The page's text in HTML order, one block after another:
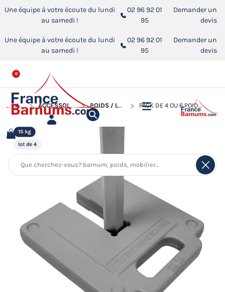
Une équipe à votre écoute du lundi
au samedi !
02 96 92 01
95
Demander un
devis
Une équipe à votre écoute du lundi
au samedi !
02 96 92 01
95
Demander un
devis
0
ACCUEIL ACCESSOIRES POUR BARNUMS PLIANTS POIDS / LESTS POUR BARNUM PLIANT PACK DE 4 OU 6 POIDS EN FONTE GRIS DE 15KG POUR BARNUM PLIANT